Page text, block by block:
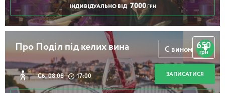
ІНДИВІДУАЛЬНО ВІД 7000 ГРН
Про Поділ під келих вина
Сб, 08.08 17:00
650
грн
ЗАПИСАТИСЯ
С вином